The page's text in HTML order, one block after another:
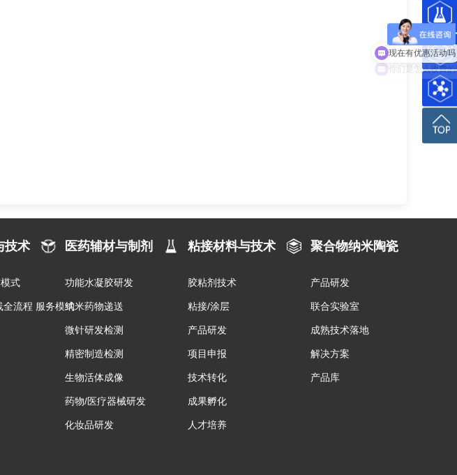
技术
式
全流程 服务模式
医药辅材与制剂
功能水凝胶研发
纳米药物递送
微针研发检测
精密制造检测
生物活体成像
药物/医疗器械研发
化妆品研发
粘接材料与技术
胶粘剂技术
粘接/涂层
产品研发
项目申报
技术转化
成果孵化
人才培养
聚合物纳米陶瓷
产品研发
联合实验室
成熟技术落地
解决方案
产品库
你们是怎么收费
现在有优惠活动吗